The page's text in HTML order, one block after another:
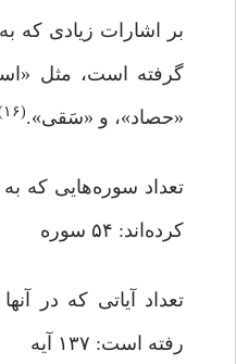
بر اشارات زیادی که
گرفته است، مثل
«حصاد»، و «سَقی».(۱۶)
تعداد سوره‌هایی که
کرده‌اند: ۵۴ سوره
تعداد آیاتی که در
رفته است: ۱۳۷ آیه